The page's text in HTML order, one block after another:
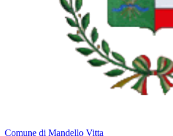
Comune di Mandello Vitta